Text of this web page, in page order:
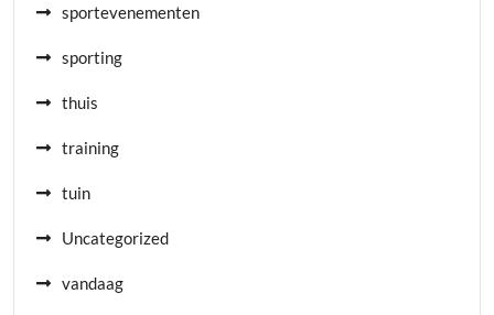
sportevenementen
sporting
thuis
training
tuin
Uncategorized
vandaag